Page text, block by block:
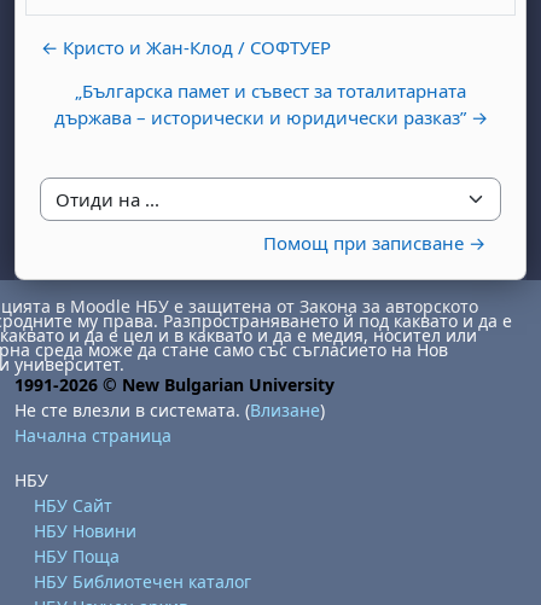
← Кристо и Жан-Клод / СОФТУЕР
„Българска памет и съвест за тоталитарната
държава – исторически и юридически разказ” →
Отиди на ...
Помощ при записване →
в Moodle НБУ е защитена от Закона за авторското
му права. Разпространяването й под каквато и да е
и да е цел и в каквато и да е медия, носител или
среда може да стане само със съгласието на Нов
университет.
1991-2026 © New Bulgarian University
Не сте влезли в системата. (Влизане)
Начална страница
НБУ
НБУ Сайт
НБУ Новини
НБУ Поща
НБУ Библиотечен каталог